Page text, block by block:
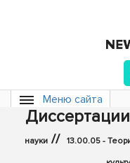
Меню сайта
науки // 13.00.05 -